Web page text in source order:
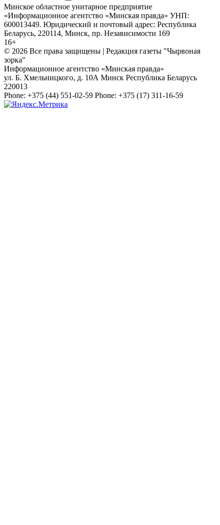
Минское областное унитарное предприятие
«Информационное агентство «Минская правда» УНП:
600013449. Юридический и почтовый адрес: Республика
Беларусь, 220114, Минск, пр. Независимости 169
16+
© 2026 Все права защищены | Редакция газеты "Чырвоная
зорка"
Информационное агентство «Минская правда»
ул. Б. Хмельницкого, д. 10А Минск Республика Беларусь
220013
Phone: +375 (44) 551-02-59 Phone: +375 (17) 311-16-59